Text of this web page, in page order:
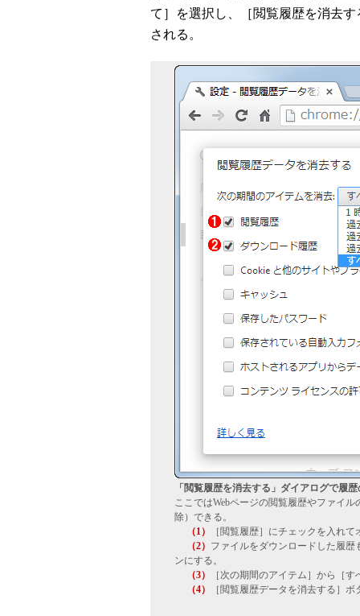
て］を選択し、［閲覧履歴を消去
される。
「閲覧履歴を消去する」ダイアログで履
ここではWebページの閲覧履歴やファイ
除）できる。
（1）
［閲覧履歴］にチェックを入れて
（2） ファイルをダウンロードした履
ンにする。
（3）
［次の期間のアイテム］から［
（4）
［閲覧履歴データを消去する］